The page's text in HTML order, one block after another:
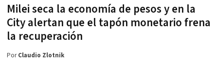
Milei seca la economía de pesos y en la
City alertan que el tapón monetario frena
la recuperación
PorClaudio Zlotnik